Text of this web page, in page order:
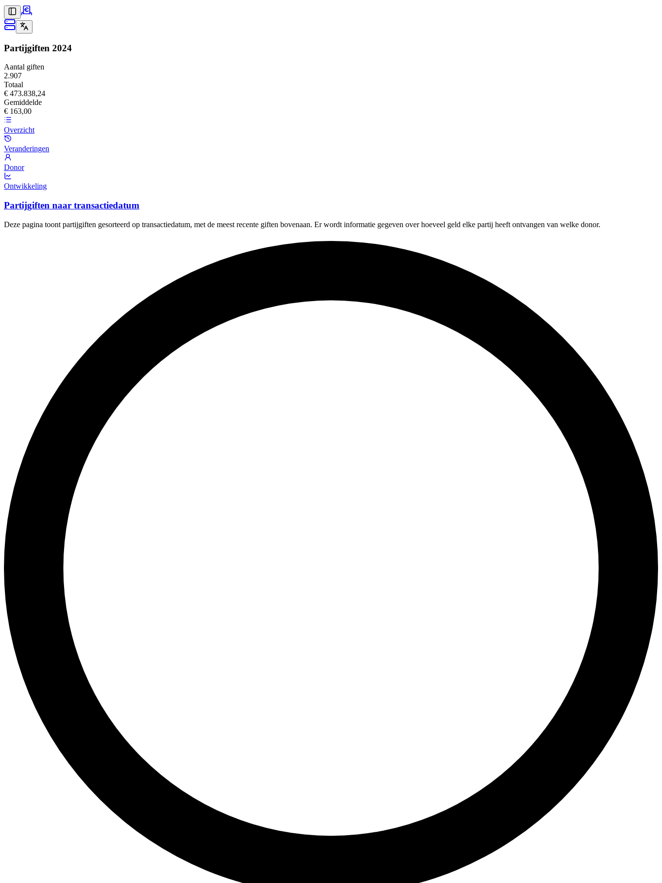
Partijgiften 2024
Aantal giften
2.907
Totaal
€ 473.838,24
Gemiddelde
€ 163,00
Overzicht
Veranderingen
Donor
Ontwikkeling
Partijgiften naar transactiedatum
Deze pagina toont partijgiften gesorteerd op transactiedatum, met de meest recente giften bovenaan. Er wordt informatie gegeven over hoeveel geld elke partij heeft ontvangen van welke donor.